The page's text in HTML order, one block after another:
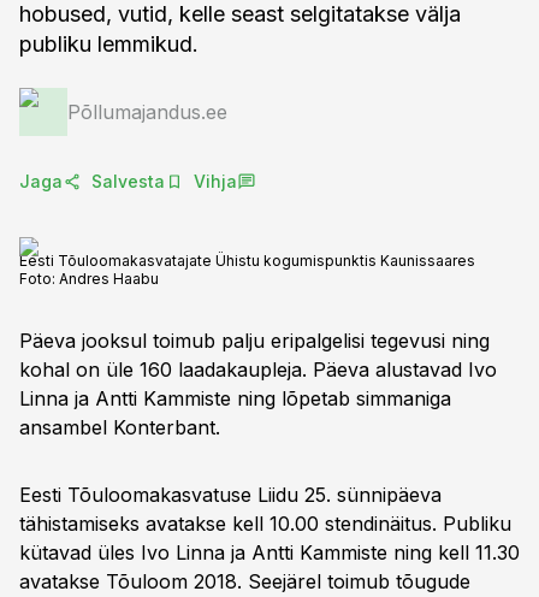
hobused, vutid, kelle seast selgitatakse välja
publiku lemmikud.
Põllumajandus.ee
Jaga Salvesta Vihja
Eesti Tõuloomakasvatajate Ühistu kogumispunktis Kaunissaares
Foto: Andres Haabu
Päeva jooksul toimub palju eripalgelisi tegevusi ning
kohal on üle 160 laadakaupleja. Päeva alustavad Ivo
Linna ja Antti Kammiste ning lõpetab simmaniga
ansambel Konterbant.
Eesti Tõuloomakasvatuse Liidu 25. sünnipäeva
tähistamiseks avatakse kell 10.00 stendinäitus. Publiku
kütavad üles Ivo Linna ja Antti Kammiste ning kell 11.30
avatakse Tõuloom 2018. Seejärel toimub tõugude